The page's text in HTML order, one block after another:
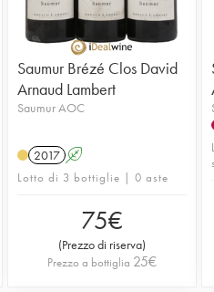
Saumur Brézé Clos David
Arnaud Lambert
Saumur AOC
2017 A
Lotto di 3 bottiglie | 0 aste
75€
(Prezzo di riserva)
Prezzo a bottiglia 25€